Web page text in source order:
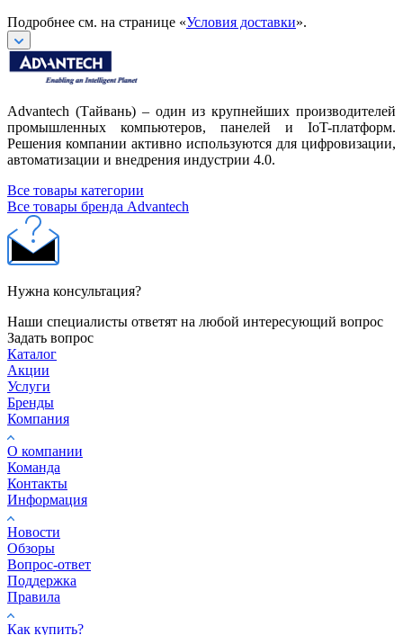
Подробнее см. на странице «Условия доставки».
Advantech (Тайвань) – один из крупнейших производителей
промышленных компьютеров, панелей и IoT-платформ.
Решения компании активно используются для цифровизации,
автоматизации и внедрения индустрии 4.0.
Все товары категории
Все товары бренда Advantech
Нужна консультация?
Наши специалисты ответят на любой интересующий вопрос
Задать вопрос
Каталог
Акции
Услуги
Бренды
Компания
О компании
Команда
Контакты
Информация
Новости
Обзоры
Вопрос-ответ
Поддержка
Правила
Как купить?